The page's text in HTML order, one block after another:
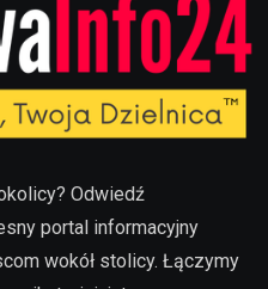
Odwiedź
portal informacyjny
wokół stolicy. Łączymy